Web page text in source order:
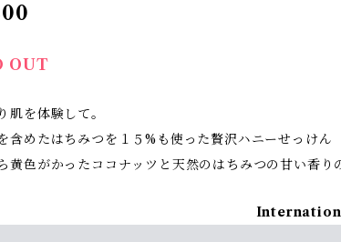
OUT
肌を体験して。
含めたはちみつを１５%も使った贅沢ハニーせっけん
黄色がかったココナッツと天然のはちみつの甘い香